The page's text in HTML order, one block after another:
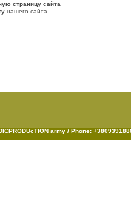
страницу сайта
нашего сайта
army / Phone: